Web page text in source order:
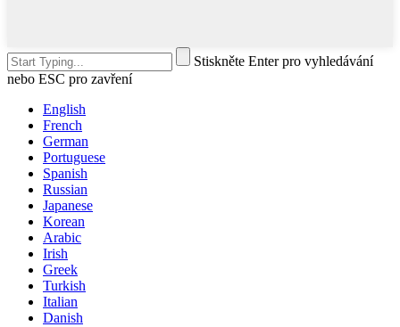
Stiskněte Enter pro vyhledávání
nebo ESC pro zavření
English
French
German
Portuguese
Spanish
Russian
Japanese
Korean
Arabic
Irish
Greek
Turkish
Italian
Danish